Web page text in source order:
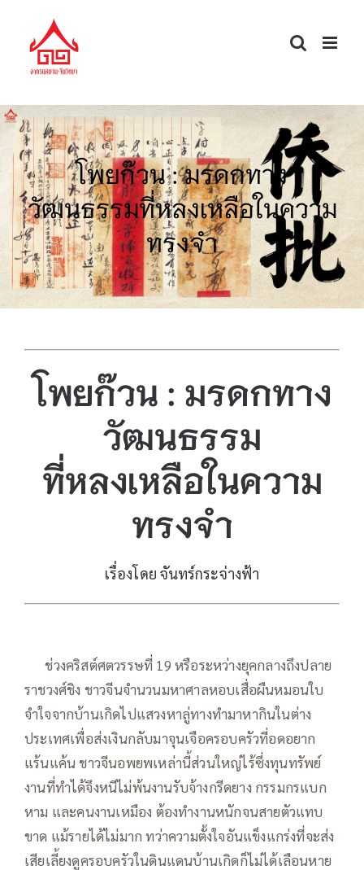
content
โพยก๊วน : มรดกทาง
วัฒนธรรมที่หลงเหลือในความ
ทรงจำ
โพยก๊วน : มรดกทาง
วัฒนธรรม
ที่หลงเหลือในความ
ทรงจำ
เรื่องโดย จันทร์กระจ่างฟ้า
—–ช่วงคริสต์ศตวรรษที่ 19 หรือระหว่างยุคกลางถึงปลาย
ราชวงศ์ชิง ชาวจีนจำนวนมหาศาลหอบเสื่อผืนหมอนใบ
จำใจจากบ้านเกิดไปแสวงหาลู่ทางทำมาหากินในต่าง
ประเทศเพื่อส่งเงินกลับมาจุนเจือครอบครัวที่อดอยาก
แร้นแค้น ชาวจีนอพยพเหล่านี้ส่วนใหญ่ไร้ซึ่งทุนทรัพย์
งานที่ทำได้จึงหนีไม่พ้นงานรับจ้างกรีดยาง กรรมกรแบก
หาม และคนงานเหมือง ต้องทำงานหนักจนสายตัวแทบ
ขาด แม้รายได้ไม่มาก ทว่าความตั้งใจอันแข็งแกร่งที่จะส่ง
เสียเลี้ยงดูครอบครัวในดินแดนบ้านเกิดก็ไม่ได้เลือนหาย